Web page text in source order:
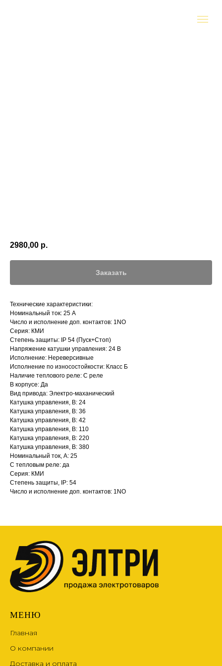
2980,00 р.
Заказать
Технические характеристики:
Номинальный ток: 25 А
Число и исполнение доп. контактов: 1NO
Серия: КМИ
Степень защиты: IP 54 (Пуск+Стоп)
Напряжение катушки управления: 24 В
Исполнение: Нереверсивные
Исполнение по износостойкости: Класс Б
Наличие теплового реле: С реле
В корпусе: Да
Вид привода: Электро-маханический
Катушка управления, В: 24
Катушка управления, В: 36
Катушка управления, В: 42
Катушка управления, В: 110
Катушка управления, В: 220
Катушка управления, В: 380
Номинальный ток, А: 25
С тепловым реле: да
Серия: КМИ
Степень защиты, IP: 54
Число и исполнение доп. контактов: 1NO
МЕНЮ
Главная
О компании
Доставка и оплата